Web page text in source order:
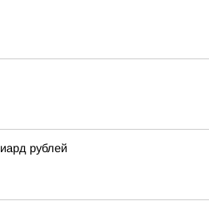
рублей